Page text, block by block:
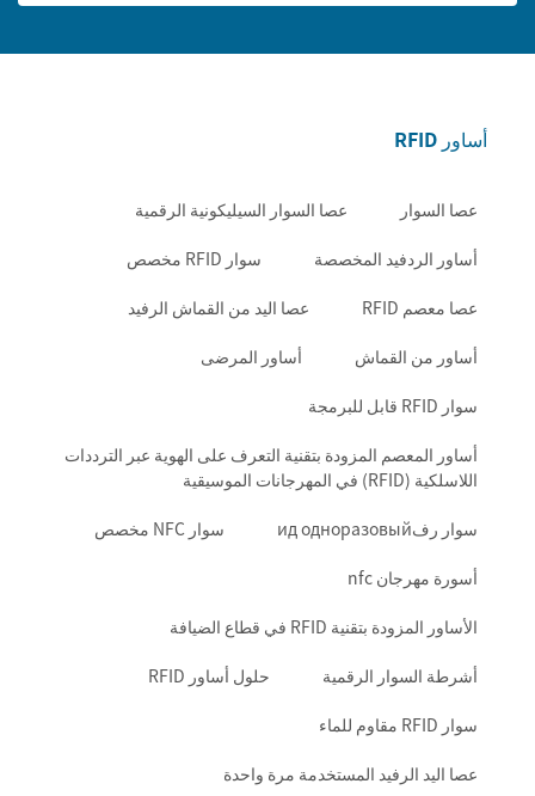
أساور RFID
عصا السوار عصا السوار السيليكونية الرقمية
أساور الردفيد المخصصة سوار RFID مخصص
عصا معصم RFID عصا اليد من القماش الرفيد
أساور من القماش أساور المرضى
سوار RFID قابل للبرمجة
أساور المعصم المزودة بتقنية التعرف على الهوية عبر الترددات
اللاسلكية (RFID) في المهرجانات الموسيقية
سوار رفид одноразовый سوار NFC مخصص
أسورة مهرجان nfc
الأساور المزودة بتقنية RFID في قطاع الضيافة
أشرطة السوار الرقمية حلول أساور RFID
سوار RFID مقاوم للماء
عصا اليد الرفيد المستخدمة مرة واحدة